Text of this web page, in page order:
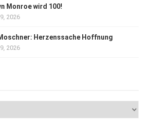
Monroe wird 100!
2026
Herzenssache Hoffnung
2026